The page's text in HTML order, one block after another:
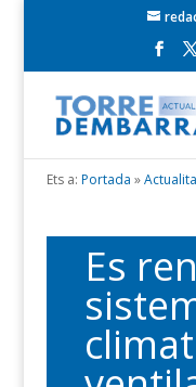
Ets a: Portada »
Es